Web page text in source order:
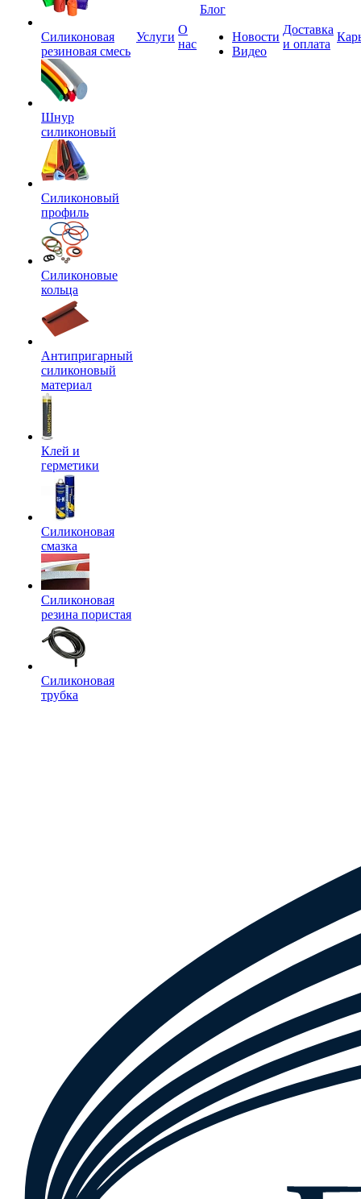
Силиконовая
резиновая смесь
Шнур
силиконовый
Силиконовый
профиль
Силиконовые
кольца
Антипригарный
силиконовый
материал
Клей и
герметики
Силиконовая
смазка
Силиконовая
резина пористая
Силиконовая
трубка
Услуги
О
нас
Блог
Новости
Видео
Доставка
и оплата